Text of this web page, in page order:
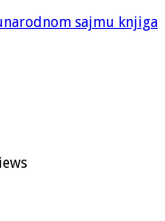
sajmu knjiga